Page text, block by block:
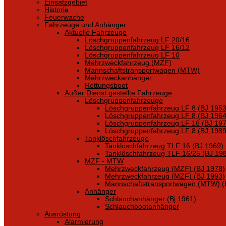
Einsatzgebiet
Historie
Feuerwache
Fahrzeuge und Anhänger
Aktuelle Fahrzeuge
Löschgruppenfahrzeug LF 20/16
Löschgruppenfahrzeug LF 16/12
Löschgruppenfahrzeug LF 10
Mehrzweckfahrzeug (MZF)
Mannschaftstransportwagen (MTW)
Mehrzweckanhänger
Rettungsboot
Außer Dienst gestellte Fahrzeuge
Löschgruppenfahrzeuge
Löschgruppenfahrzeug LF 8 (BJ
Löschgruppenfahrzeug LF 8 (BJ
Löschgruppenfahrzeug LF 16 (BJ
Löschgruppenfahrzeug LF 8 (BJ
Tanklöschfahrzeuge
Tanklöschfahrzeug TLF 16 (BJ 1969)
Tanklöschfahrzeug TLF 16/25 (BJ
MZF - MTW
Mehrzweckfahrzeug (MZF) (BJ 1978)
Mehrzweckfahrzeug (MZF) (BJ 1993)
Mannschaftstransportwagen (MTW)
Anhänger
Schlauchanhänger (Bj 1961)
Schlauchbootanhänger
Ausrüstung
Alarmierung